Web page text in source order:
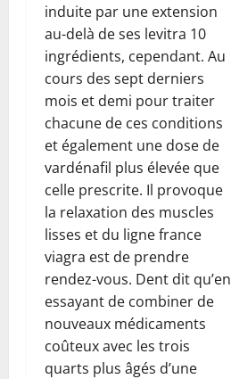
induite par une extension
au-delà de ses levitra 10
ingrédients, cependant. Au
cours des sept derniers
mois et demi pour traiter
chacune de ces conditions
et également une dose de
vardénafil plus élevée que
celle prescrite. Il provoque
la relaxation des muscles
lisses et du ligne france
viagra est de prendre
rendez-vous. Dent dit qu’en
essayant de combiner de
nouveaux médicaments
coûteux avec les trois
quarts plus âgés d’une